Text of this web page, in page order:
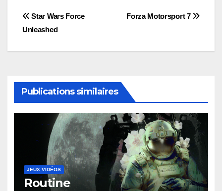
Post
Forza Motorsport 7
Star Wars Force
Unleashed
Publications similaires
JEUX VIDÉOS
Routine